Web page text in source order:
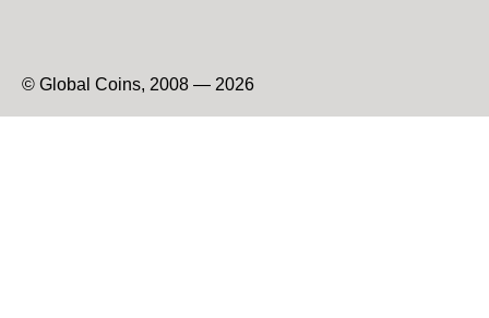
© Global Coins, 2008 — 2026